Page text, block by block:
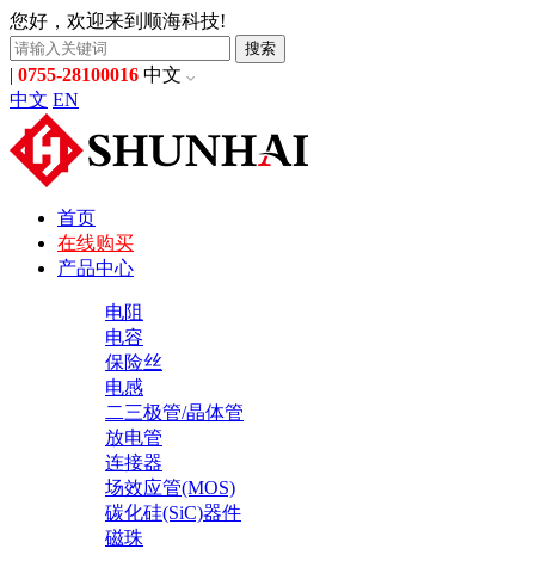
您好，欢迎来到顺海科技!
搜索
| 0755-28100016 中文
中文 EN
首页
在线购买
产品中心
电阻
电容
保险丝
电感
二三极管/晶体管
放电管
连接器
场效应管(MOS)
碳化硅(SiC)器件
磁珠